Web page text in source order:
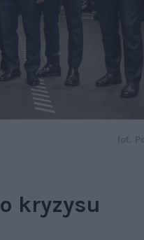
kryzysu